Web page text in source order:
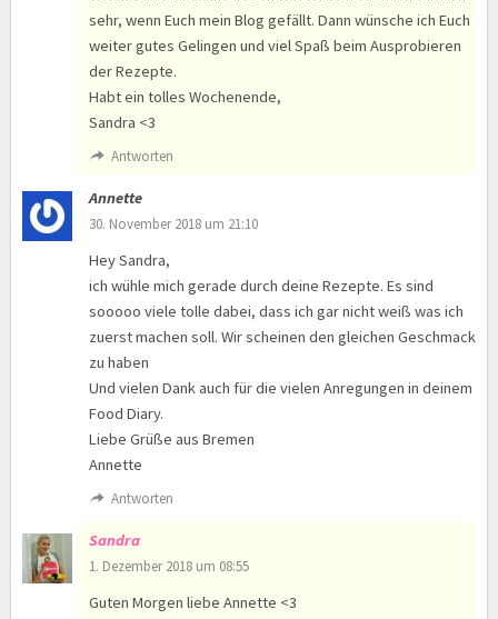
sehr, wenn Euch mein Blog gefällt. Dann wünsche ich Euch
weiter gutes Gelingen und viel Spaß beim Ausprobieren
der Rezepte.
Habt ein tolles Wochenende,
Sandra <3
Antworten
Annette
30. November 2018 um 21:10
Hey Sandra,
ich wühle mich gerade durch deine Rezepte. Es sind
sooooo viele tolle dabei, dass ich gar nicht weiß was ich
zuerst machen soll. Wir scheinen den gleichen Geschmack
zu haben
Und vielen Dank auch für die vielen Anregungen in deinem
Food Diary.
Liebe Grüße aus Bremen
Annette
Antworten
Sandra
1. Dezember 2018 um 08:55
Guten Morgen liebe Annette <3